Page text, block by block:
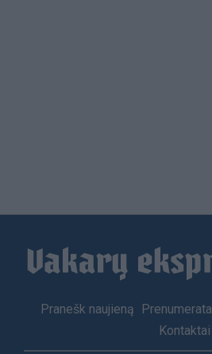
Footer
Pranešk naujieną Prenumerata
Kontaktai